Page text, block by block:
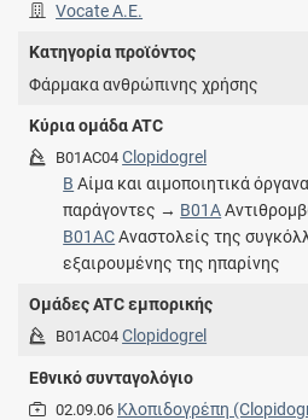
Vocate Α.Ε.
Κατηγορία προϊόντος
Φάρμακα ανθρώπινης χρήσης
Κύρια ομάδα ATC
B01AC04 Clopidogrel
B Αίμα και αιμοποιητικά
παράγοντες → B01A
B01ACΑναστολείς της
εξαιρουμένης της ηπαρίνης
Ομάδες ATC εμπορικής
B01AC04 Clopidogrel
Εθνικό συνταγολόγιο
02.09.06 Κλοπιδογρέπη